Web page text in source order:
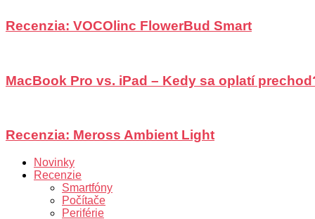
Recenzia: VOCOlinc FlowerBud Smart
MacBook Pro vs. iPad – Kedy sa oplatí
Recenzia: Meross Ambient Light
Novinky
Recenzie
Smartfóny
Počítače
Periférie